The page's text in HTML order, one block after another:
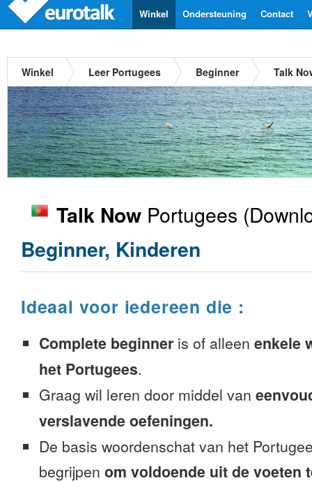
Contact
Ondersteuning
Winkel
Winkel Leer Portugees Beginner Talk
Talk Now Portugees
Beginner, Kinderen
Ideaal voor iedereen die :
Complete beginner is of alleen enkele
het Portugees.
Graag wil leren door middel van
verslavende oefeningen.
De basis woordenschat van het
begrijpen om voldoende uit de voeten